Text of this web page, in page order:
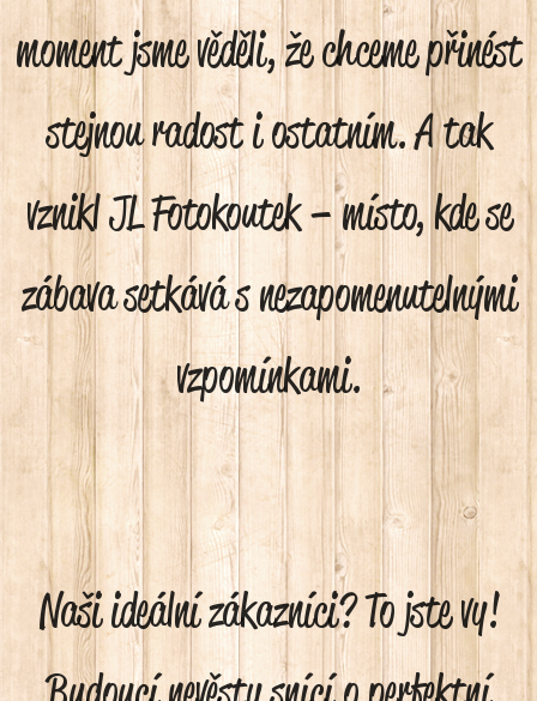
moment jsme věděli, že chceme přinést
stejnou radost i ostatním. A tak
vznikl JL Fotokoutek – místo, kde se
zábava setkává s nezapomenutelnými
vzpomínkami.
Naši ideální zákazníci? To jste vy!